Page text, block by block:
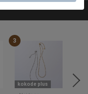
3
kokode plus